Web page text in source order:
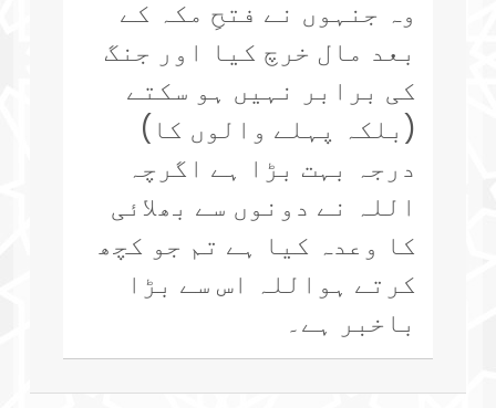
وہ جنہوں نے فتحِ مکہ کے
بعد مال خرچ کیا اور جنگ
کی برابر نہیں ہو سکتے
(بلکہ پہلے والوں کا)
درجہ بہت بڑا ہے اگرچہ
اللہ نے دونوں سے بھلائی
کا وعدہ کیا ہے تم جو کچھ
کرتے ہواللہ اس سے بڑا
باخبر ہے۔